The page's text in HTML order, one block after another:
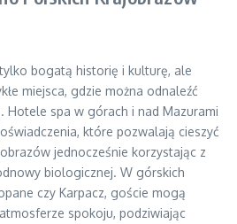
bogatą historię i kulturę, ale
miejsca, gdzie można odnaleźć
Hotele spa w górach i nad Mazurami
które pozwalają cieszyć
jednocześnie korzystając z
biologicznej. W górskich
czy Karpacz, goście mogą
spokoju, podziwiając